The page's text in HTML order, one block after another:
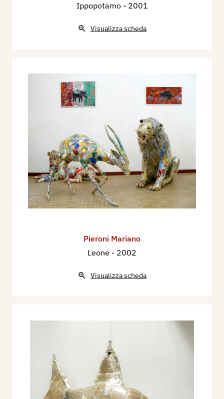
Ippopotamo - 2001
Visualizza scheda
Pieroni Mariano
Leone - 2002
Visualizza scheda